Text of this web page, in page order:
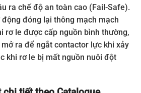
ra chế độ an toàn cao (Fail-Safe).
đóng lại thông mạch mạch
rơ le được cấp nguồn bình thường,
ra để ngắt contactor lực khi xảy
khi rơ le bị mất nguồn nuôi đột